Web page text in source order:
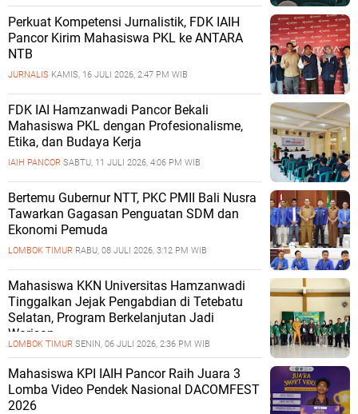
Perkuat Kompetensi Jurnalistik, FDK IAIH
Pancor Kirim Mahasiswa PKL ke ANTARA
NTB
JURNALIS KAMIS, 16 JULI 2026, 2:47 PM WIB
FDK IAI Hamzanwadi Pancor Bekali
Mahasiswa PKL dengan Profesionalisme,
Etika, dan Budaya Kerja
IAIH PANCOR SABTU, 11 JULI 2026, 4:06 PM WIB
Bertemu Gubernur NTT, PKC PMII Bali Nusra
Tawarkan Gagasan Penguatan SDM dan
Ekonomi Pemuda
LOMBOK TIMUR RABU, 08 JULI 2026, 3:12 PM WIB
Mahasiswa KKN Universitas Hamzanwadi
Tinggalkan Jejak Pengabdian di Tetebatu
Selatan, Program Berkelanjutan Jadi
Warisan
LOMBOK TIMUR SENIN, 06 JULI 2026, 2:36 PM WIB
Mahasiswa KPI IAIH Pancor Raih Juara 3
Lomba Video Pendek Nasional DACOMFEST
2026